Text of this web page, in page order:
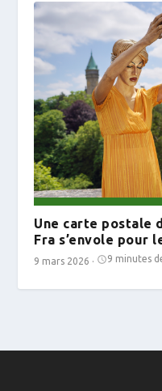
Une carte postale
Fra s’envole pour
9 mars 2026 · 9 minutes